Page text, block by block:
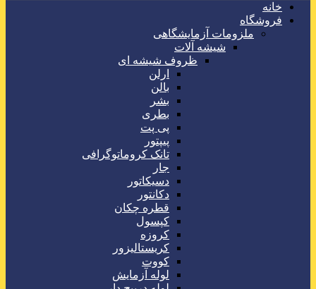
خانه
فروشگاه
ملزومات آزمایشگاهی
شیشه آلات
ظروف شیشه ای
ارلن
بالن
بشر
بطری
پی پت
پیپتور
تانک کروماتوگرافی
جار
دسیکاتور
دکانتور
قطره چکان
کپسول
کروزه
کریستالیزور
کووت
لوله آزمایش